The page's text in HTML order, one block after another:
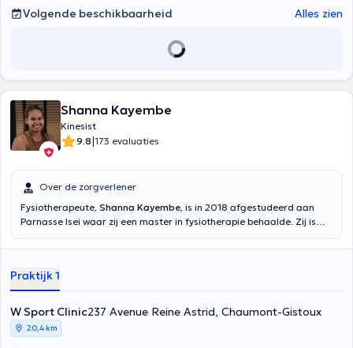
Volgende beschikbaarheid Alles zien
Shanna Kayembe
Kinesist
9.8|173 evaluaties
Over de zorgverlener
Fysiotherapeute, Shanna Kayembe, is in 2018 afgestudeerd aan
Parnasse Isei waar zij een master in fysiotherapie behaalde. Zij is
sportfysiotherapie. Zij heet u van harte welkom in haar praktijk in
Praktijk 1
W Sport Clinic237 Avenue Reine Astrid, Chaumont-Gistoux
20,4 km